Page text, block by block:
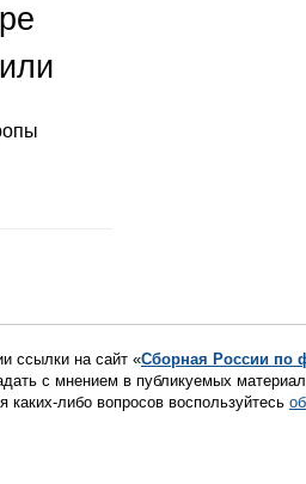
ссылки на сайт «Сборная России по
с мнением в публикуемых
либо вопросов воспользуйтесь